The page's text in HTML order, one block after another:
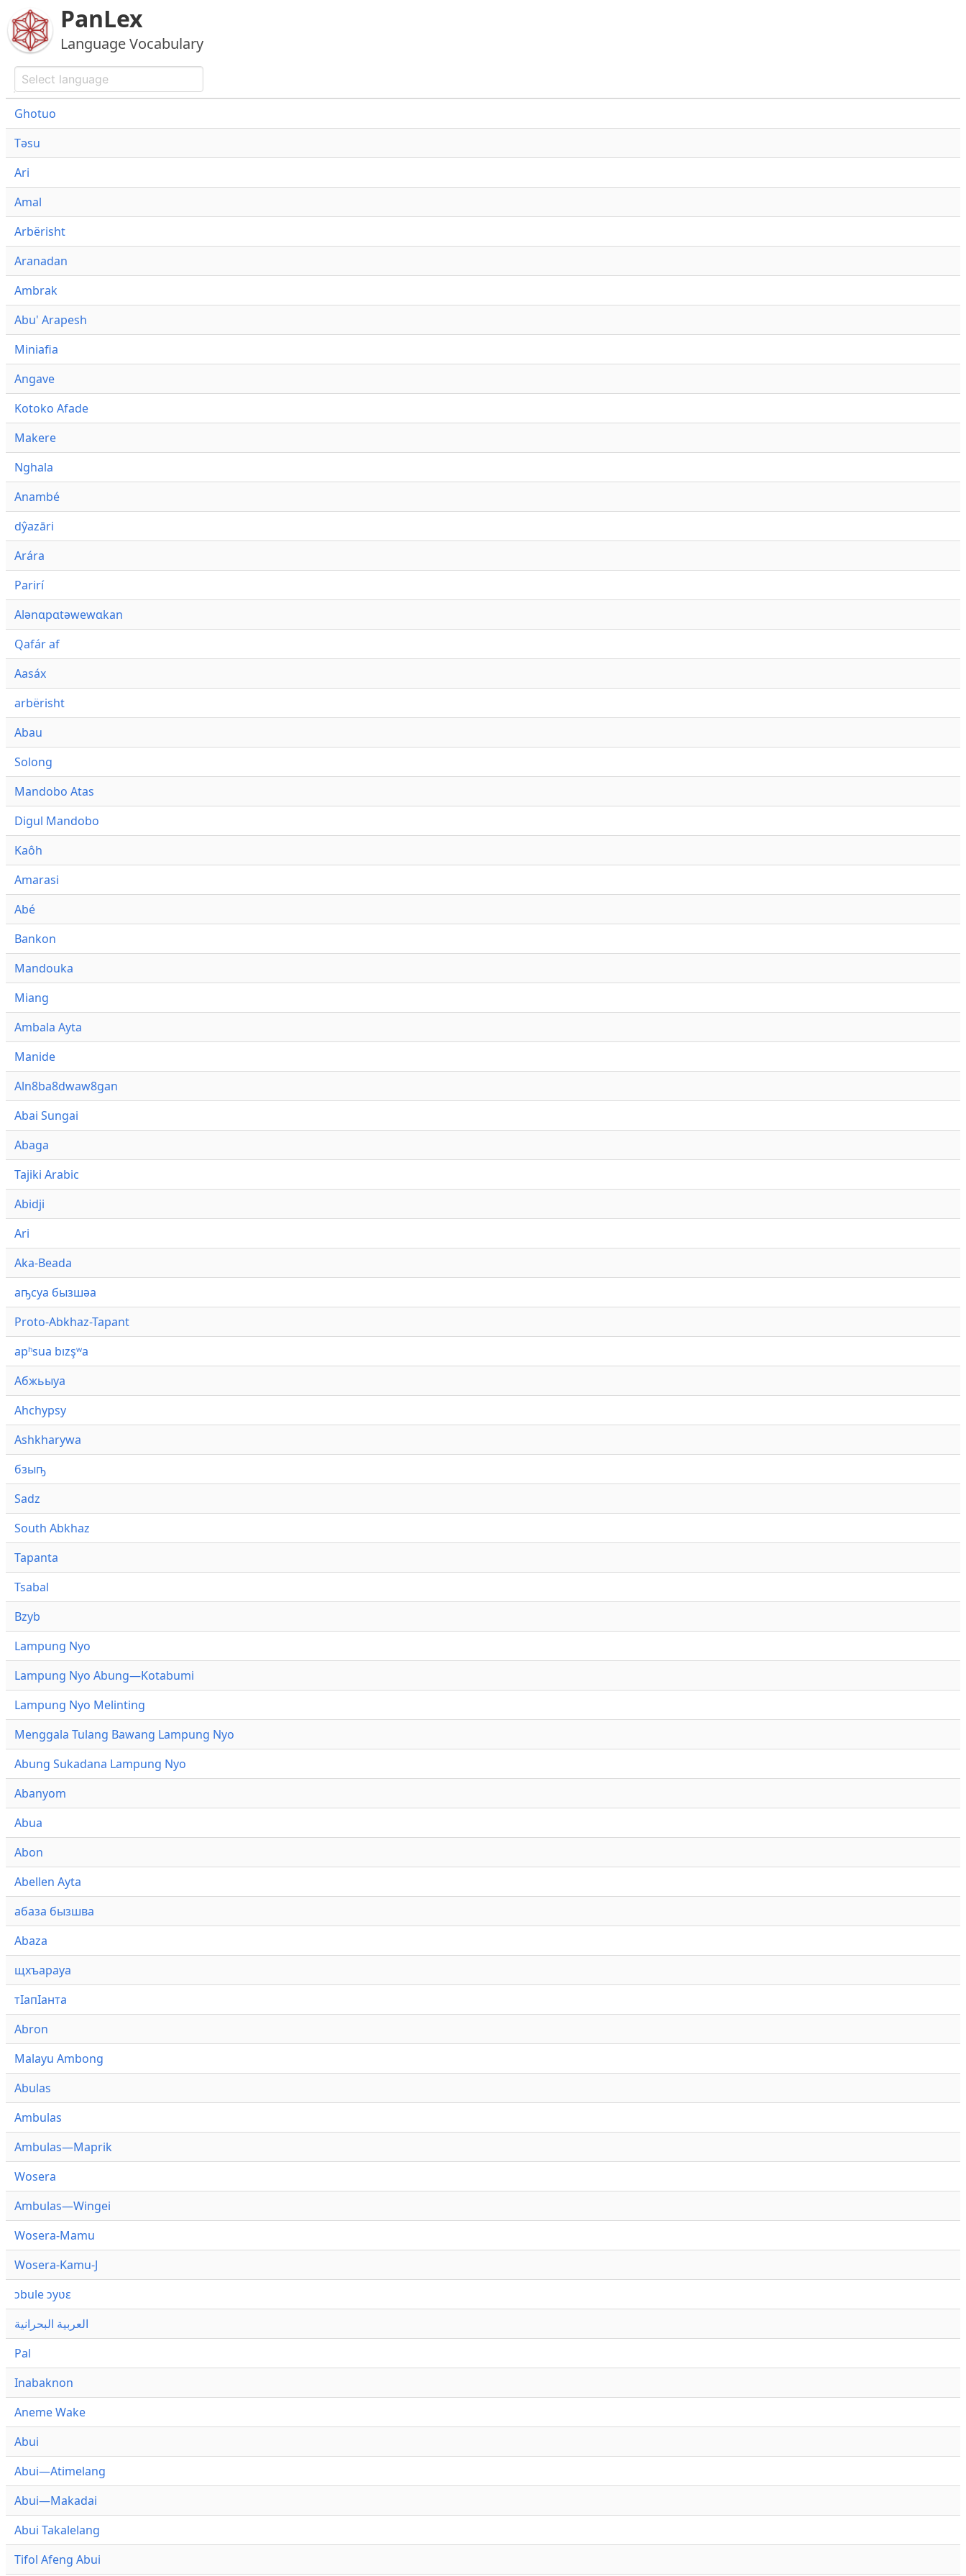
PanLex
Language Vocabulary
Ghotuo
Təsu
Ari
Amal
Arbërisht
Aranadan
Ambrak
Abu' Arapesh
Miniafia
Angave
Kotoko Afade
Makere
Nghala
Anambé
dŷazāri
Arára
Parirí
Alənɑpɑtəwewɑkan
Qafár af
Aasáx
arbërisht
Abau
Solong
Mandobo Atas
Digul Mandobo
Kaôh
Amarasi
Abé
Bankon
Mandouka
Miang
Ambala Ayta
Manide
Aln8ba8dwaw8gan
Abai Sungai
Abaga
Tajiki Arabic
Abidji
Ari
Aka-Beada
аҧсуа бызшәа
Proto-Abkhaz-Tapant
apʰsua bızşʷa
Абжьыуа
Ahchypsy
Ashkharywa
бзыҧ
Sadz
South Abkhaz
Tapanta
Tsabal
Bzyb
Lampung Nyo
Lampung Nyo Abung—Kotabumi
Lampung Nyo Melinting
Menggala Tulang Bawang Lampung Nyo
Abung Sukadana Lampung Nyo
Abanyom
Abua
Abon
Abellen Ayta
абаза бызшва
Abaza
щхъарауа
тӏапӏанта
Abron
Malayu Ambong
Abulas
Ambulas
Ambulas—Maprik
Wosera
Ambulas—Wingei
Wosera-Mamu
Wosera-Kamu-J
ɔbule ɔyʋɛ
العربية البحرانية
Pal
Inabaknon
Aneme Wake
Abui
Abui—Atimelang
Abui—Makadai
Abui Takalelang
Tifol Afeng Abui